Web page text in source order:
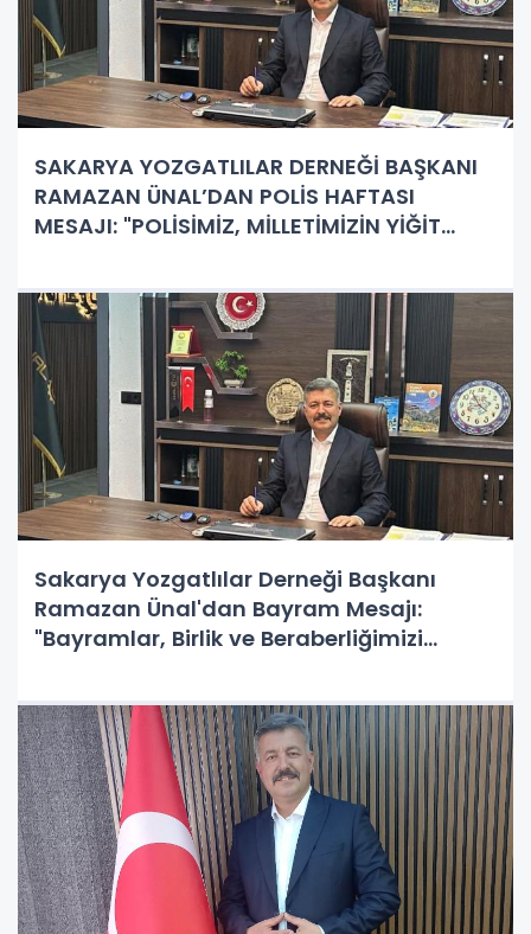
SAKARYA YOZGATLILAR DERNEĞİ BAŞKANI
RAMAZAN ÜNAL’DAN POLİS HAFTASI
MESAJI: "POLİSİMİZ, MİLLETİMİZİN YİĞİT
Sakarya Yozgatlılar Derneği Başkanı
Ramazan Ünal'dan Bayram Mesajı:
"Bayramlar, Birlik ve Beraberliğimizi